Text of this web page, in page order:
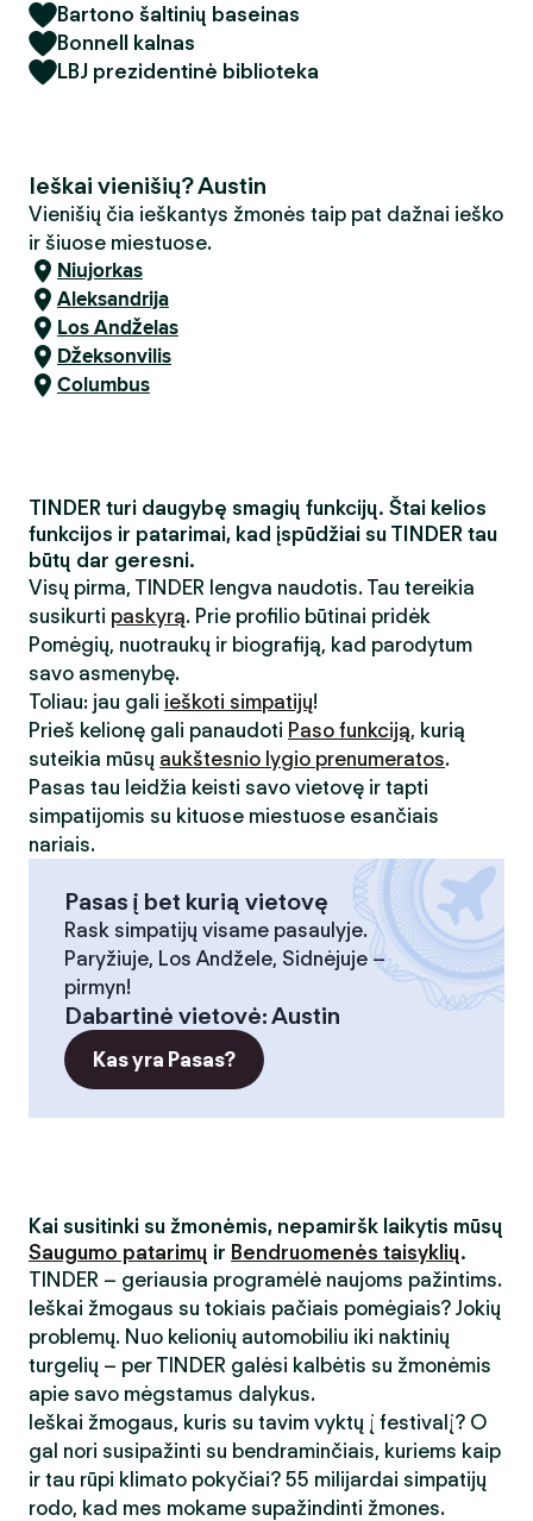
Bartono šaltinių baseinas
Bonnell kalnas
LBJ prezidentinė biblioteka
Ieškai vienišių? Austin
Vienišių čia ieškantys žmonės taip pat dažnai ieško
ir šiuose miestuose.
Niujorkas
Aleksandrija
Los Andželas
Džeksonvilis
Columbus
TINDER turi daugybę smagių funkcijų. Štai kelios
funkcijos ir patarimai, kad įspūdžiai su TINDER tau
būtų dar geresni.
Visų pirma, TINDER lengva naudotis. Tau tereikia
susikurti paskyrą. Prie profilio būtinai pridėk
Pomėgių, nuotraukų ir biografiją, kad parodytum
savo asmenybę.
Toliau: jau gali ieškoti simpatijų!
Prieš kelionę gali panaudoti Paso funkciją, kurią
suteikia mūsų aukštesnio lygio prenumeratos.
Pasas tau leidžia keisti savo vietovę ir tapti
simpatijomis su kituose miestuose esančiais
nariais.
Pasas į bet kurią vietovę
Rask simpatijų visame pasaulyje.
Paryžiuje, Los Andžele, Sidnėjuje –
pirmyn!
Dabartinė vietovė:Austin
Kas yra Pasas?
Kai susitinki su žmonėmis, nepamiršk laikytis mūsų
Saugumo patarimų ir Bendruomenės taisyklių.
TINDER – geriausia programėlė naujoms pažintims.
Ieškai žmogaus su tokiais pačiais pomėgiais? Jokių
problemų. Nuo kelionių automobiliu iki naktinių
turgelių – per TINDER galėsi kalbėtis su žmonėmis
apie savo mėgstamus dalykus.
Ieškai žmogaus, kuris su tavim vyktų į festivalį? O
gal nori susipažinti su bendraminčiais, kuriems kaip
ir tau rūpi klimato pokyčiai? 55 milijardai simpatijų
rodo, kad mes mokame supažindinti žmones.